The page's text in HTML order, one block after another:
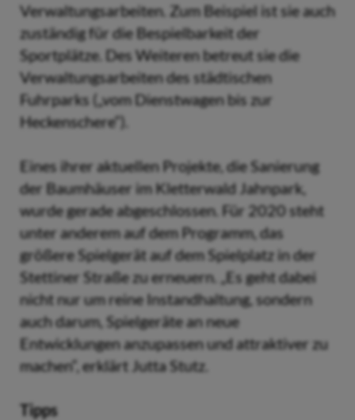
Verwaltungsarbeiten. Zum Beispiel ist sie auch
zuständig für die Bespielbarkeit der
Sportplätze. Des Weiteren betreut sie die
Verwaltungsarbeiten des städtischen
Fuhrparks („vom Dienstwagen bis zur
Heckenschere“).
Eines ihrer aktuellen Projekte, die Sanierung
der Baumhäuser im Kletterwald Jahnpark,
wurde gerade abgeschlossen. Für 2020 steht
unter anderem auf dem Programm, das
größere Spielgerät auf dem Spielplatz in der
Stettiner Straße zu erneuern. „Es geht dabei
nicht nur um reine Instandhaltung, sondern
auch darum, Spielgeräte an neue
Entwicklungen anzupassen und attraktiver zu
machen“, erklärt Jutta Stutz.
Tipps